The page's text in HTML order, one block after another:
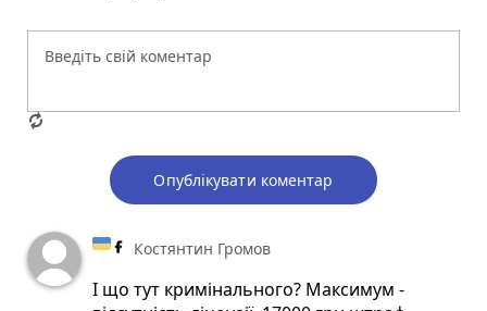
Опублікувати коментар
Костянтин Громов
І що тут кримінального? Максимум -